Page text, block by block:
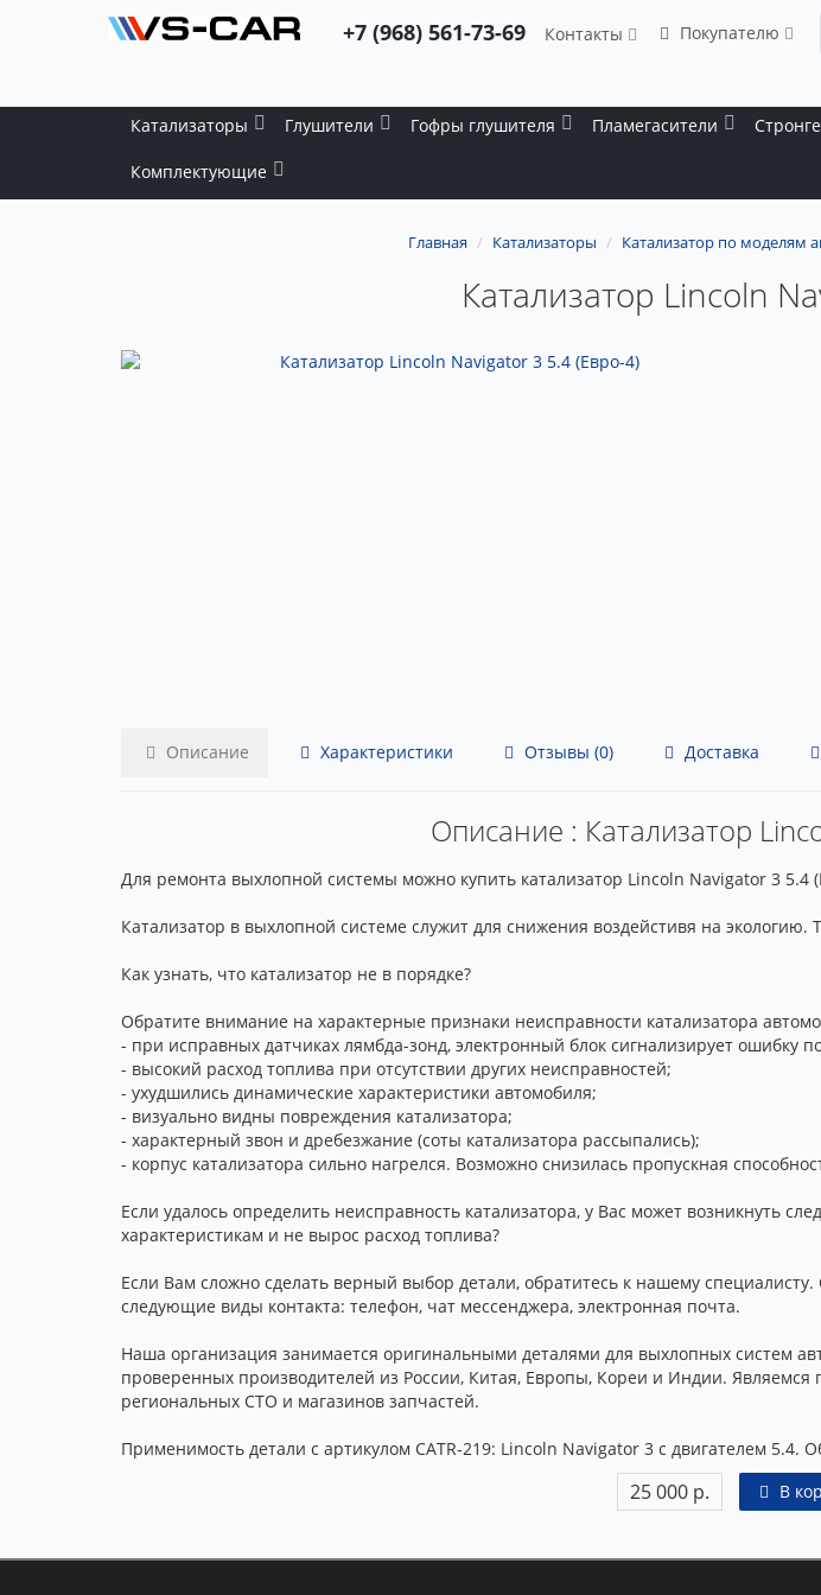
+7 (968) 561-73-69 Контакты Покупателю
Катализаторы
Глушители Гофры глушителя Пламегасители
Комплектующие
Главная Катализаторы Катализатор по моделям
Катализатор Lincoln
Описание Характеристики Отзывы (0) Доставка
Описание : Катализатор
Для ремонта выхлопной системы можно купить катализатор Lincoln Navigator 3
Катализатор в выхлопной системе служит для снижения воздейстивя на
Как узнать, что катализатор не в порядке?
Обратите внимание на характерные признаки неисправности катализатора
- при исправных датчиках лямбда-зонд, электронный блок сигнализирует ошибку
- высокий расход топлива при отсутствии других неисправностей;
- ухудшились динамические характеристики автомобиля;
- визуально видны повреждения катализатора;
- характерный звон и дребезжание (соты катализатора рассыпались);
- корпус катализатора сильно нагрелся. Возможно снизилась пропускная
Если удалось определить неисправность катализатора, у Вас может возникнуть
характеристикам и не вырос расход топлива?
Если Вам сложно сделать верный выбор детали, обратитесь к нашему
следующие виды контакта: телефон, чат мессенджера, электронная почта.
Наша организация занимается оригинальными деталями для выхлопных систем
проверенных производителей из России, Китая, Европы, Кореи и Индии.
региональных СТО и магазинов запчастей.
Применимость детали с артикулом CATR-219: Lincoln Navigator 3 с двигателем 5.4.
25 000 р. В